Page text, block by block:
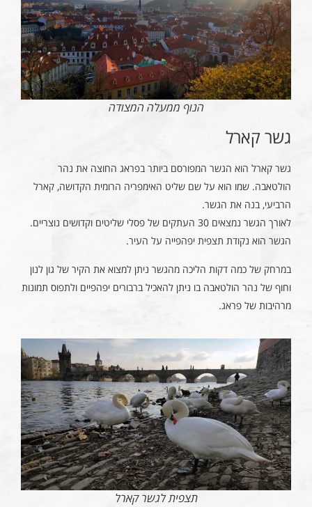
הנוף ממעלה המצודה
גשר קארל
גשר קארל הוא הגשר המפורסם ביותר בפראג החוצה את נהר
הולטאבה. שמו הוא על שם שליט האימפריה הרומית הקדושה, קארל
הרביעי, בנה את הגשר.
לאורך הגשר נמצאים 30 העתקים של פסלי שליטים וקדושים נוצריים.
הגשר הוא נקודת תצפית יפהפייה על העיר.
במרחק של כמה דקות הליכה מהגשר ניתן למצוא את הקיר של גון לנון
וחוף של נהר הולטאבה בו ניתן להאכיל ברבורים יפהפיים ולתפוס תמונות
מרהיבות של פראג.
תצפית לגשר קארל